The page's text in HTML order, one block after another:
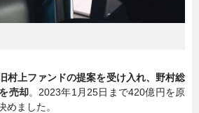
村上ファンドの提案を受け入れ、野村総
売却。2023年1月25日まで420億円を原
めました。